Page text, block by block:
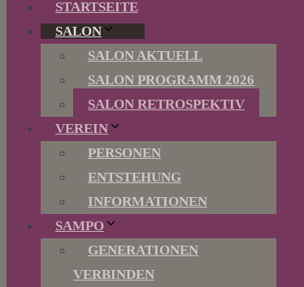
STARTSEITE
SALON
SALON AKTUELL
SALON PROGRAMM 2026
SALON RETROSPEKTIV
VEREIN
PERSONEN
ENTSTEHUNG
INFORMATIONEN
SAMPO
GENERATIONEN
VERBINDEN